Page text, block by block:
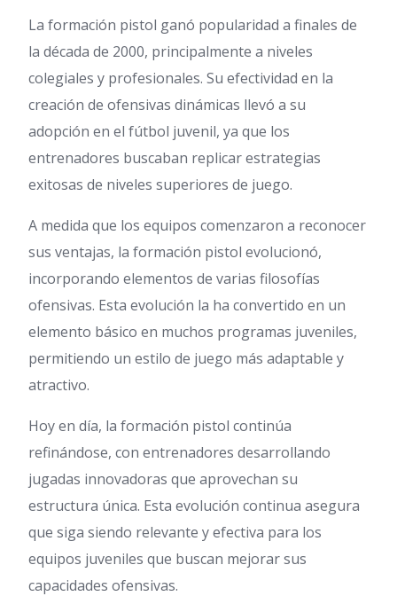
La formación pistol ganó popularidad a finales de
la década de 2000, principalmente a niveles
colegiales y profesionales. Su efectividad en la
creación de ofensivas dinámicas llevó a su
adopción en el fútbol juvenil, ya que los
entrenadores buscaban replicar estrategias
exitosas de niveles superiores de juego.
A medida que los equipos comenzaron a reconocer
sus ventajas, la formación pistol evolucionó,
incorporando elementos de varias filosofías
ofensivas. Esta evolución la ha convertido en un
elemento básico en muchos programas juveniles,
permitiendo un estilo de juego más adaptable y
atractivo.
Hoy en día, la formación pistol continúa
refinándose, con entrenadores desarrollando
jugadas innovadoras que aprovechan su
estructura única. Esta evolución continua asegura
que siga siendo relevante y efectiva para los
equipos juveniles que buscan mejorar sus
capacidades ofensivas.